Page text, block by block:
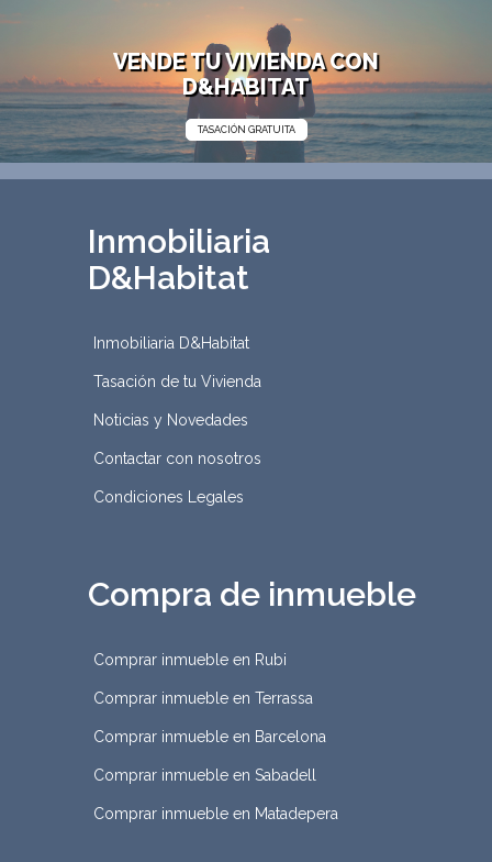
VENDE TU VIVIENDA CON
D&HABITAT
TASACIÓN GRATUITA
Inmobiliaria
D&Habitat
Inmobiliaria D&Habitat
Tasación de tu Vivienda
Noticias y Novedades
Contactar con nosotros
Condiciones Legales
Compra de inmueble
Comprar inmueble en Rubi
Comprar inmueble en Terrassa
Comprar inmueble en Barcelona
Comprar inmueble en Sabadell
Comprar inmueble en Matadepera